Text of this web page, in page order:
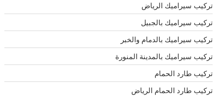
تركيب سيراميك الرياض
تركيب سيراميك بالجبيل
تركيب سيراميك بالدمام والخبر
تركيب سيراميك بالمدينة المنورة
تركيب طارد الحمام
تركيب طارد الحمام الرياض